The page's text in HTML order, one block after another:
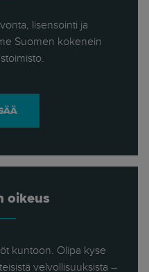
lisensointi ja
Suomen kokenein
oikeus
kuntoon. Olipa kyse
velvollisuuksista –